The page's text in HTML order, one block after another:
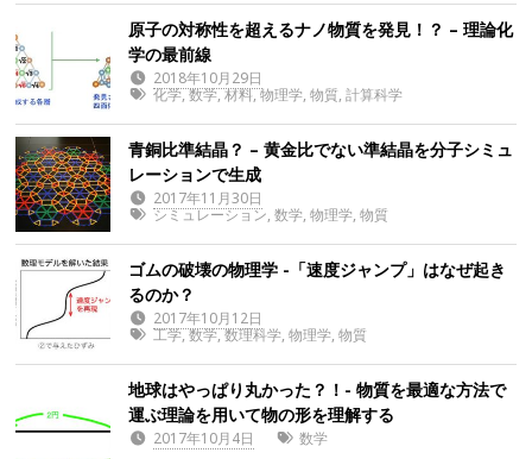
原子の対称性を超えるナノ物質を発見！？ – 理論化
学の最前線
2018年10月29日
化学,数学,材料,物理学, 物質, 計算科学
青銅比準結晶？ – 黄金比でない準結晶を分子シミュ
レーションで生成
2017年11月30日
シミュレーション, 数学, 物理学, 物質
ゴムの破壊の物理学 -「速度ジャンプ」はなぜ起き
るのか？
2017年10月12日
工学,数学,数理科学, 物理学, 物質
地球はやっぱり丸かった？！- 物質を最適な方法で
運ぶ理論を用いて物の形を理解する
2017年10月4日 数学